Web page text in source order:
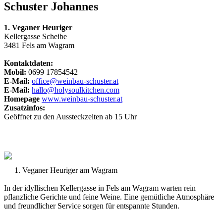
Schuster Johannes
1. Veganer Heuriger
Kellergasse Scheibe
3481 Fels am Wagram
Kontaktdaten:
Mobil: 0699 17854542
E-Mail: office@weinbau-schuster.at
E-Mail: hallo@holysoulkitchen.com
Homepage www.weinbau-schuster.at
Zusatzinfos:
Geöffnet zu den Aussteckzeiten ab 15 Uhr
1. Veganer Heuriger am Wagram
In der idyllischen Kellergasse in Fels am Wagram warten rein
pflanzliche Gerichte und feine Weine. Eine gemütliche Atmosphäre
und freundlicher Service sorgen für entspannte Stunden.